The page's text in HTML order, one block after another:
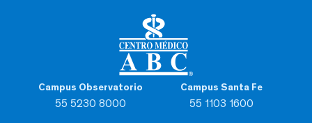
Campus Observatorio
55 5230 8000
Campus Santa Fe
55 1103 1600